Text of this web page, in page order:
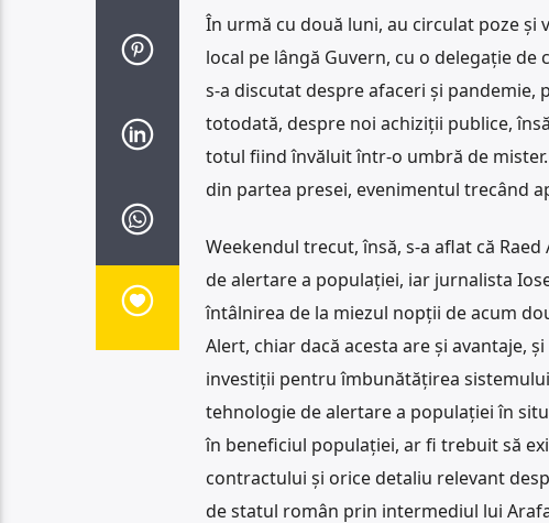
În urmă cu două luni, au circulat poze și
local pe lângă Guvern, cu o delegație
s-a discutat despre afaceri și
totodată, despre noi achiziții publice,
totul fiind învăluit într-o umbră de
din partea presei, evenimentul trecând
Weekendul trecut, însă, s-a aflat că
de alertare a populației, iar jurnalista
întâlnirea de la miezul nopții de acum
Alert, chiar dacă acesta are și avantaje,
investiții pentru îmbunătățirea
tehnologie de alertare a populației în
în beneficiul populației, ar fi trebuit să
contractului și orice detaliu relevant
de statul român prin intermediul lui